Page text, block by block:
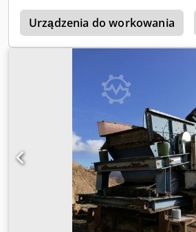
zmodernizowana w 2025 roku.
Możliwa jest wizyta na miejscu.
Urządzenia do workowania